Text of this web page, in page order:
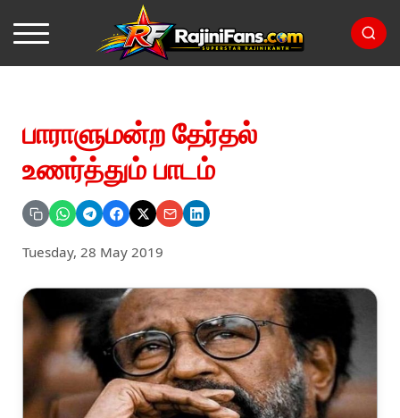
பாராளுமன்ற தேர்தல்
உணர்த்தும் பாடம்
Tuesday, 28 May 2019